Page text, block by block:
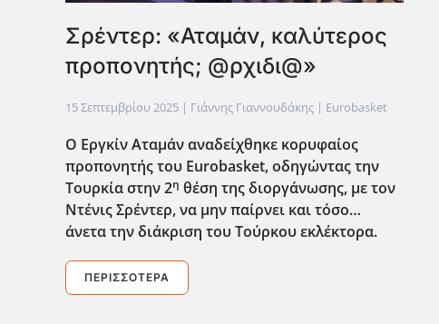
Σρέντερ: «Αταμάν, καλύτερος
προπονητής; @ρχιδι@»
15 Σεπτεμβρίου 2025 | Γιάννης Γιαννουδάκης | Eurobasket
Ο Εργκίν Αταμάν αναδείχθηκε κορυφαίος
προπονητής του Eurobasket, οδηγώντας την
Τουρκία στην 2η θέση της διοργάνωσης, με τον
Ντένις Σρέντερ, να μην παίρνει και τόσο…
άνετα την διάκριση του Τούρκου εκλέκτορα.
ΠΕΡΙΣΣΌΤΕΡΑ